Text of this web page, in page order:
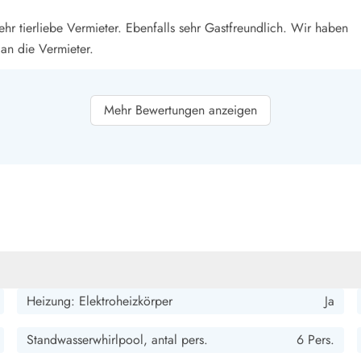
tierliebe Vermieter. Ebenfalls sehr Gastfreundlich. Wir haben
die Vermieter.
besonders Highlight ist der Arcade-Automat.
ist prima.
Mehr Bewertungen anzeigen
Heizung: Elektroheizkörper Ja
Standwasserwhirlpool, antal pers. 6 Pers.